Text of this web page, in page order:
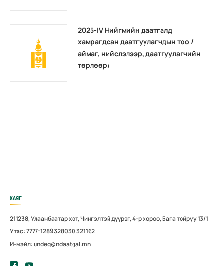
2025-IV Нийгмийн даатгалд
хамрагдсан даатгуулагчдын тоо /
аймаг, нийслэлээр, даатгуулагчийн
төрлөөр/
ХАЯГ
211238, Улаанбаатар хот, Чингэлтэй дүүрэг, 4-р хороо, Бага тойруу 13/1
Утас: 7777-1289 328030 321162
И-мэйл: undeg@ndaatgal.mn